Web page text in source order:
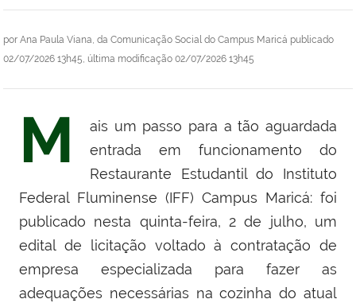
por Ana Paula Viana, da Comunicação Social do Campus Maricá publicado
02/07/2026 13h45, última modificação 02/07/2026 13h45
M
ais um passo para a tão aguardada
entrada em funcionamento do
Restaurante Estudantil do Instituto
Federal Fluminense (IFF) Campus Maricá: foi
publicado nesta quinta-feira, 2 de julho, um
edital de licitação voltado à contratação de
empresa especializada para fazer as
adequações necessárias na cozinha do atual